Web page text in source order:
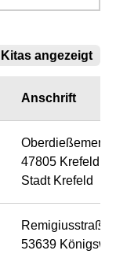
angezeigt
Anschrift
Oberdießemer
47805 Krefeld
Stadt Krefeld
Remigiusstraße
53639